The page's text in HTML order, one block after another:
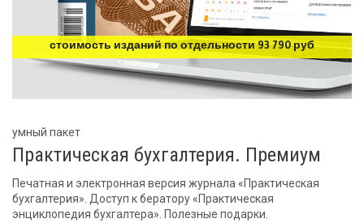
стоимость изданий по отдельности 93 790 руб
умный пакет
Практическая бухгалтерия. Премиум
Печатная и электронная версия журнала «Практическая
бухгалтерия». Доступ к бератору «Практическая
энциклопедия бухгалтера». Полезные подарки.